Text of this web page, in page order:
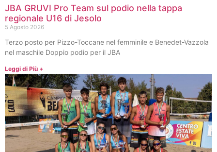
JBA GRUVI Pro Team sul podio nella tappa
regionale U16 di Jesolo
5 Agosto 2026
Terzo posto per Pizzo-Toccane nel femminile e Benedet-Vazzola
nel maschile Doppio podio per il JBA
Leggi di Più +